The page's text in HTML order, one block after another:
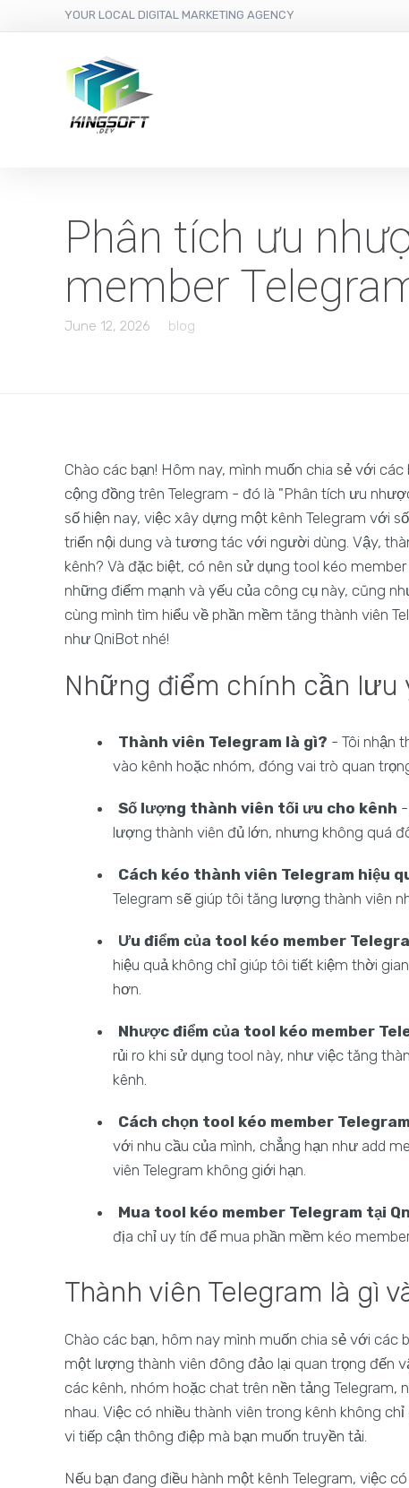
YOUR LOCAL DIGITAL MARKETING AGENCY
Phân tích ưu
member
June 12, 2026 blog
Chào các bạn! Hôm nay, mình muốn chia sẻ với
cộng đồng trên Telegram - đó là "Phân tích ưu
số hiện nay, việc xây dựng một kênh Telegram với
triển nội dung và tương tác với người dùng. Vậy,
kênh? Và đặc biệt, có nên sử dụng tool kéo
những điểm mạnh và yếu của công cụ này, cũng
cùng mình tìm hiểu về phần mềm tăng thành viên
như QniBot nhé!
Những điểm chính cần lưu
Thành viên Telegram là gì? - Tôi nhận
vào kênh hoặc nhóm, đóng vai trò quan
Số lượng thành viên tối ưu cho kênh
lượng thành viên đủ lớn, nhưng không quá
Cách kéo thành viên Telegram hiệu
Telegram sẽ giúp tôi tăng lượng thành viên
Ưu điểm của tool kéo member
hiệu quả không chỉ giúp tôi tiết kiệm thời
hơn.
Nhược điểm của tool kéo member
rủi ro khi sử dụng tool này, như việc tăng
kênh.
Cách chọn tool kéo member
với nhu cầu của mình, chẳng hạn như add
viên Telegram không giới hạn.
Mua tool kéo member Telegram tại
địa chỉ uy tín để mua phần mềm kéo
Thành viên Telegram là gì
Chào các bạn, hôm nay mình muốn chia sẻ với các
một lượng thành viên đông đảo lại quan trọng đến
các kênh, nhóm hoặc chat trên nền tảng
nhau. Việc có nhiều thành viên trong kênh không
vi tiếp cận thông điệp mà bạn muốn truyền tải.
Nếu bạn đang điều hành một kênh Telegram, việc